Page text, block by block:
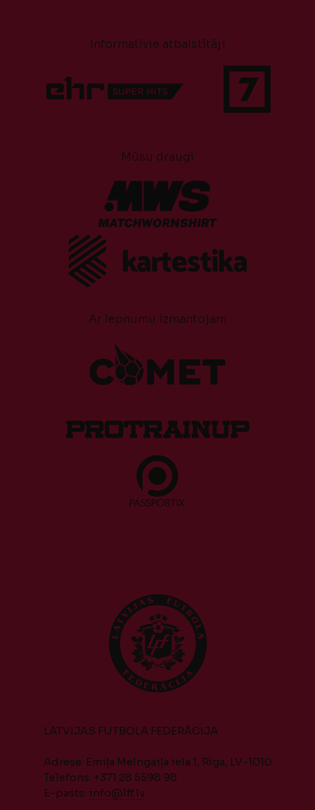
Informatīvie atbalstītāji
Mūsu draugi
Ar lepnumu izmantojam
LATVIJAS FUTBOLA FEDERĀCIJA
Adrese: Emiļa Melngaiļa iela 1, Rīga, LV-1010
Telefons: +371 28 5598 98
E-pasts: info@lff.lv